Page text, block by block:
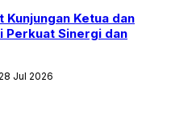
Ketua dan
Perkuat Sinergi dan
Jul 2026